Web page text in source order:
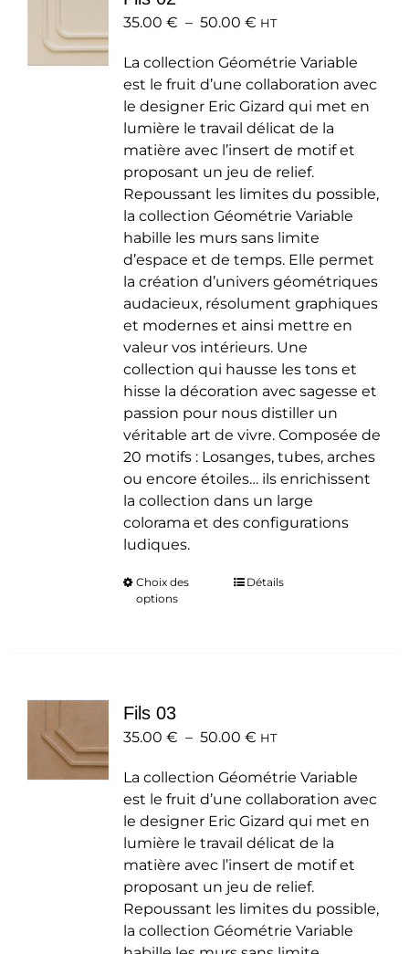
peuvent
choisies
sur
la
page
du
produit
35.00 € – 50.00 €Plage
prix :
35.00 €
à
50.00 €
HT
La collection Géométrie Variable
est le fruit d’une collaboration avec
le designer Eric Gizard qui met en
lumière le travail délicat de la
matière avec l’insert de motif et
proposant un jeu de relief.
Repoussant les limites du possible,
la collection Géométrie Variable
habille les murs sans limite
d’espace et de temps. Elle permet
la création d’univers géométriques
audacieux, résolument graphiques
et modernes et ainsi mettre en
valeur vos intérieurs. Une
collection qui hausse les tons et
hisse la décoration avec sagesse et
passion pour nous distiller un
véritable art de vivre. Composée de
20 motifs : Losanges, tubes, arches
ou encore étoiles… ils enrichissent
la collection dans un large
colorama et des configurations
ludiques.
Choix des
options
Ce
peuvent
choisies
sur
la
page
du
produit
Détails
Fils 03
35.00 € – 50.00 €Plage
prix :
35.00 €
à
50.00 €
HT
La collection Géométrie Variable
est le fruit d’une collaboration avec
le designer Eric Gizard qui met en
lumière le travail délicat de la
matière avec l’insert de motif et
proposant un jeu de relief.
Repoussant les limites du possible,
la collection Géométrie Variable